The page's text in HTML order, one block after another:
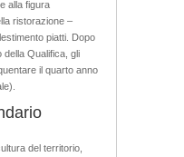
alla figura
ristorazione –
piatti. Dopo
della Qualifica, gli
il quarto anno
del territorio,